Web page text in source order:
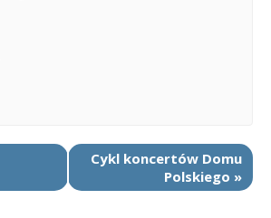
Cykl koncertów Domu
Polskiego »